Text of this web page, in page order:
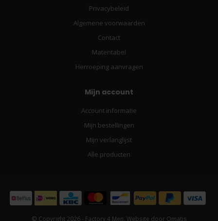
Privacybeleid
Algemene voorwaarden
Contact
Matentabel
Herroeping aanvragen
Mijn account
Account informatie
Mijn bestellingen
Mijn verlanglijst
Alle producten
© Copyright 2026 - Factory 4 Men. Website door Omatis